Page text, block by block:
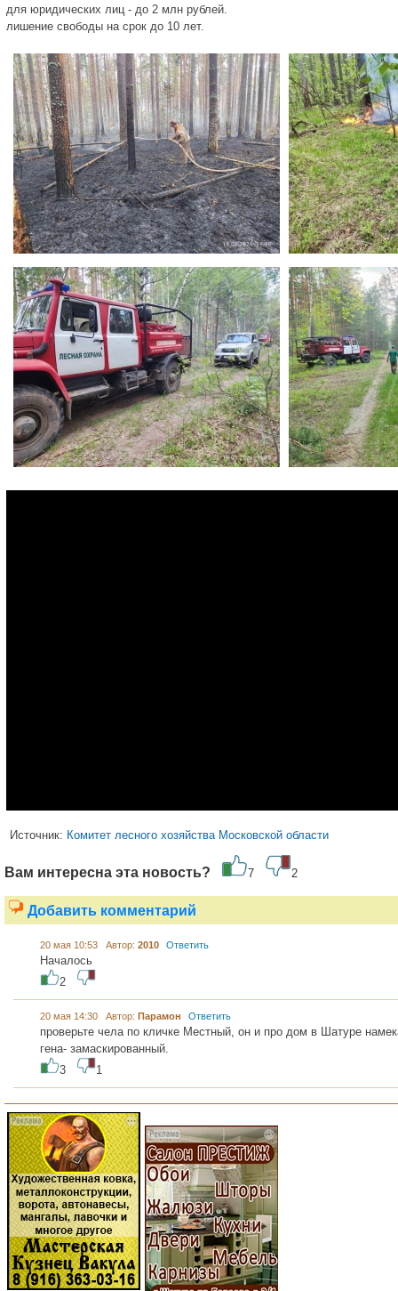
для юридических лиц - до 2 млн рублей.
лишение свободы на срок до 10 лет.
Источник: Комитет лесного хозяйства Московской области
Вам интересна эта новость? 7 2
Добавить комментарий
20 мая 10:53 Автор: 2010 Ответить
Началось
2
20 мая 14:30 Автор: Парамон Ответить
проверьте чела по кличке Местный, он и про дом в Шатуре
гена- замаскированный.
3
1